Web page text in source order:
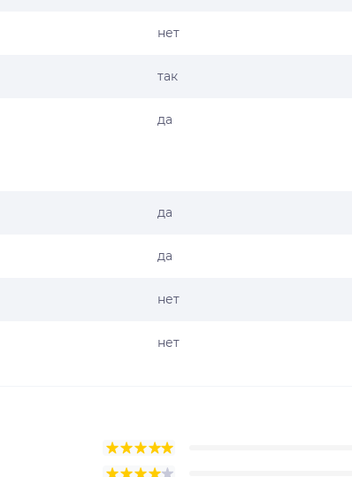
нет
так
да
да
да
нет
нет